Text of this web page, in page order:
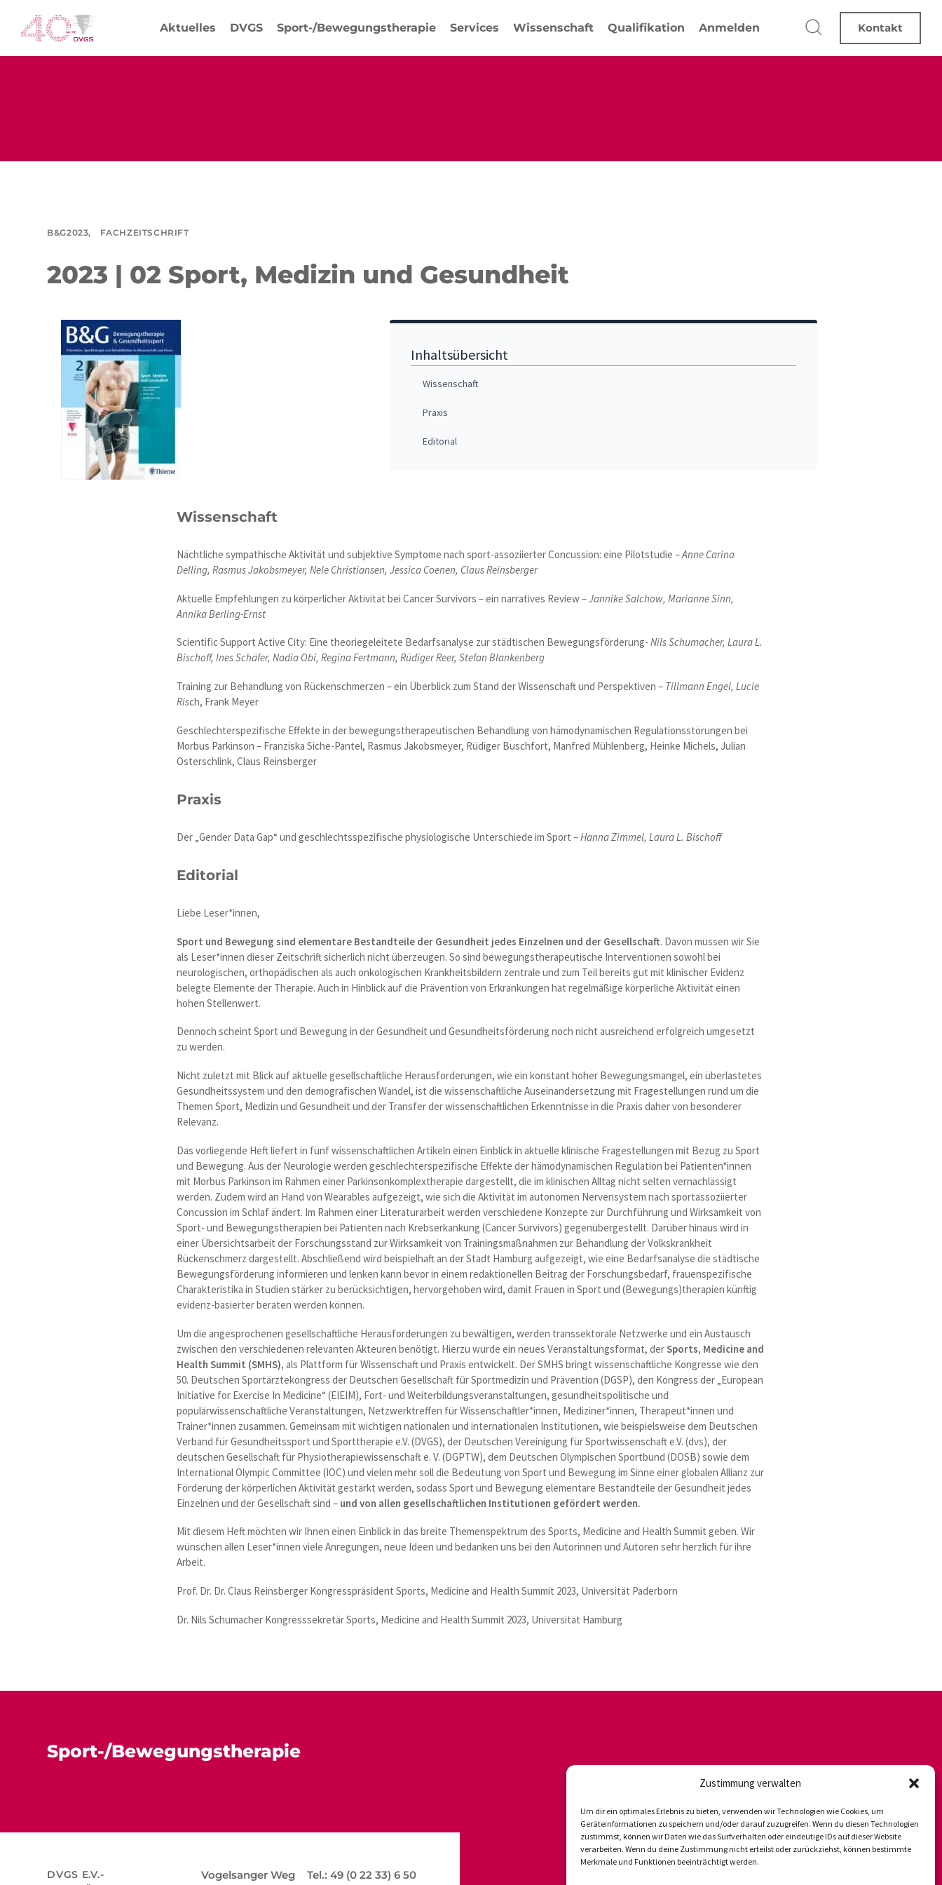
Zustimmung verwalten
Um dir ein optimales Erlebnis zu bieten, verwenden wir Technologien wie Cookies, um
Geräteinformationen zu speichern und/oder darauf zuzugreifen. Wenn du diesen Technologien
zustimmst, können wir Daten wie das Surfverhalten oder eindeutige IDs auf dieser Website
verarbeiten. Wenn du deine Zustimmung nicht erteilst oder zurückziehst, können bestimmte
Merkmale und Funktionen beeinträchtigt werden.
B&G2023, FACHZEITSCHRIFT
2023 | 02 Sport, Medizin und Gesundheit
Inhaltsübersicht
Wissenschaft
Praxis
Editorial
Wissenschaft
Nächtliche sympathische Aktivität und subjektive Symptome nach sport-assoziierter Concussion: eine Pilotstudie –Anne Carina
Delling, Rasmus Jakobsmeyer, Nele Christiansen, Jessica Coenen, Claus Reinsberger
Aktuelle Empfehlungen zu körperlicher Aktivität bei Cancer Survivors – ein narratives Review –Jannike Salchow, Marianne Sinn,
Annika Berling-Ernst
Scientific Support Active City: Eine theoriegeleitete Bedarfsanalyse zur städtischen Bewegungsförderung- Nils Schumacher, Laura L.
Bischoff, Ines Schäfer, Nadia Obi, Regina Fertmann, Rüdiger Reer, Stefan Blankenberg
Training zur Behandlung von Rückenschmerzen – ein Überblick zum Stand der Wissenschaft und Perspektiven – Tillmann Engel, Lucie
Risch, Frank Meyer
Geschlechterspezifische Effekte in der bewegungstherapeutischen Behandlung von hämodynamischen Regulationsstörungen bei
Morbus Parkinson – Franziska Siche-Pantel, Rasmus Jakobsmeyer, Rüdiger Buschfort, Manfred Mühlenberg, Heinke Michels, Julian
Osterschlink, Claus Reinsberger
Praxis
Der „Gender Data Gap“ und geschlechtsspezifische physiologische Unterschiede im Sport –Hanna Zimmel, Laura L. Bischoff
Editorial
Liebe Leser*innen,
Sport und Bewegung sind elementare Bestandteile der Gesundheit jedes Einzelnen und der Gesellschaft. Davon müssen wir Sie
als Leser*innen dieser Zeitschrift sicherlich nicht überzeugen. So sind bewegungstherapeutische Interventionen sowohl bei
neurologischen, orthopädischen als auch onkologischen Krankheitsbildern zentrale und zum Teil bereits gut mit klinischer Evidenz
belegte Elemente der Therapie. Auch in Hinblick auf die Prävention von Erkrankungen hat regelmäßige körperliche Aktivität einen
hohen Stellenwert.
Dennoch scheint Sport und Bewegung in der Gesundheit und Gesundheitsförderung noch nicht ausreichend erfolgreich umgesetzt
zu werden.
Nicht zuletzt mit Blick auf aktuelle gesellschaftliche Herausforderungen, wie ein konstant hoher Bewegungsmangel, ein überlastetes
Gesundheitssystem und den demografischen Wandel, ist die wissenschaftliche Auseinandersetzung mit Fragestellungen rund um die
Themen Sport, Medizin und Gesundheit und der Transfer der wissenschaftlichen Erkenntnisse in die Praxis daher von besonderer
Relevanz.
Das vorliegende Heft liefert in fünf wissenschaftlichen Artikeln einen Einblick in aktuelle klinische Fragestellungen mit Bezug zu Sport
und Bewegung. Aus der Neurologie werden geschlechterspezifische Effekte der hämodynamischen Regulation bei Patienten*innen
mit Morbus Parkinson im Rahmen einer Parkinsonkomplextherapie dargestellt, die im klinischen Alltag nicht selten vernachlässigt
werden. Zudem wird an Hand von Wearables aufgezeigt, wie sich die Aktivität im autonomen Nervensystem nach sportassoziierter
Concussion im Schlaf ändert. Im Rahmen einer Literaturarbeit werden verschiedene Konzepte zur Durchführung und Wirksamkeit von
Sport- und Bewegungstherapien bei Patienten nach Krebserkankung (Cancer Survivors) gegenübergestellt. Darüber hinaus wird in
einer Übersichtsarbeit der Forschungsstand zur Wirksamkeit von Trainingsmaßnahmen zur Behandlung der Volkskrankheit
Rückenschmerz dargestellt. Abschließend wird beispielhaft an der Stadt Hamburg aufgezeigt, wie eine Bedarfsanalyse die städtische
Bewegungsförderung informieren und lenken kann bevor in einem redaktionellen Beitrag der Forschungsbedarf, frauenspezifische
Charakteristika in Studien stärker zu berücksichtigen, hervorgehoben wird, damit Frauen in Sport und (Bewegungs)therapien künftig
evidenz-basierter beraten werden können.
Um die angesprochenen gesellschaftliche Herausforderungen zu bewältigen, werden transsektorale Netzwerke und ein Austausch
zwischen den verschiedenen relevanten Akteuren benötigt. Hierzu wurde ein neues Veranstaltungsformat, derSports, Medicine and
Health Summit (SMHS), als Plattform für Wissenschaft und Praxis entwickelt. Der SMHS bringt wissenschaftliche Kongresse wie den
50. Deutschen Sportärztekongress der Deutschen Gesellschaft für Sportmedizin und Prävention (DGSP), den Kongress der „European
Initiative for Exercise In Medicine“ (EIEIM), Fort- und Weiterbildungsveranstaltungen, gesundheitspolitische und
populärwissenschaftliche Veranstaltungen, Netzwerktreffen für Wissenschaftler*innen, Mediziner*innen, Therapeut*innen und
Trainer*innen zusammen. Gemeinsam mit wichtigen nationalen und internationalen Institutionen, wie beispielsweise dem Deutschen
Verband für Gesundheitssport und Sporttherapie e.V. (DVGS), der Deutschen Vereinigung für Sportwissenschaft e.V. (dvs), der
deutschen Gesellschaft für Physiotherapiewissenschaft e. V. (DGPTW), dem Deutschen Olympischen Sportbund (DOSB) sowie dem
International Olympic Committee (IOC) und vielen mehr soll die Bedeutung von Sport und Bewegung im Sinne einer globalen Allianz zur
Förderung der körperlichen Aktivität gestärkt werden, sodass Sport und Bewegung elementare Bestandteile der Gesundheit jedes
Einzelnen und der Gesellschaft sind – und von allen gesellschaftlichen Institutionen gefördert werden.
Mit diesem Heft möchten wir Ihnen einen Einblick in das breite Themenspektrum des Sports, Medicine and Health Summit geben. Wir
wünschen allen Leser*innen viele Anregungen, neue Ideen und bedanken uns bei den Autorinnen und Autoren sehr herzlich für ihre
Arbeit.
Prof. Dr. Dr. Claus Reinsberger Kongresspräsident Sports, Medicine and Health Summit 2023, Universität Paderborn
Dr. Nils Schumacher Kongresssekretär Sports, Medicine and Health Summit 2023, Universität Hamburg
Sport-/Bewegungstherapie
DVGS E.V.-
Vogelsanger Weg
Tel.: 49 (0 22 33) 6 50
Aktuelles DVGS Sport-/Bewegungstherapie Services Wissenschaft Qualifikation Anmelden Kontakt